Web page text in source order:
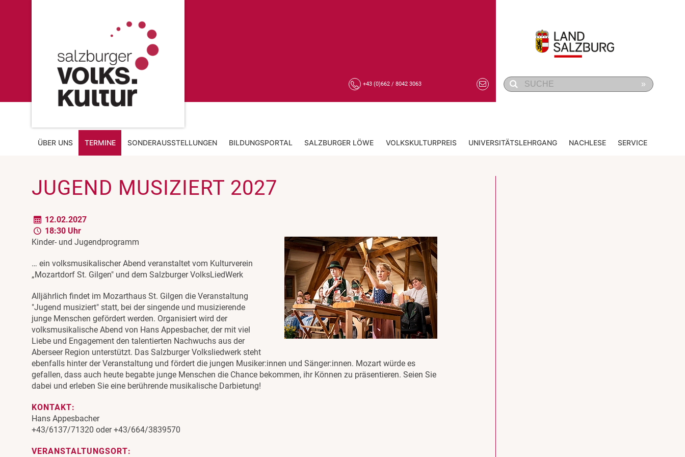
+43 (0)662 / 8042 3063 »
ÜBER UNS TERMINE SONDERAUSSTELLUNGEN BILDUNGSPORTAL SALZBURGER LÖWE VOLKSKULTURPREIS UNIVERSITÄTSLEHRGANG NACHLESE SERVICE
JUGEND MUSIZIERT 2027
12.02.2027
18:30 Uhr
Kinder- und Jugendprogramm
… ein volksmusikalischer Abend veranstaltet vom Kulturverein
„Mozartdorf St. Gilgen" und dem Salzburger VolksLiedWerk
Alljährlich findet im Mozarthaus St. Gilgen die Veranstaltung
"Jugend musiziert" statt, bei der singende und musizierende
junge Menschen gefördert werden. Organisiert wird der
volksmusikalische Abend von Hans Appesbacher, der mit viel
Liebe und Engagement den talentierten Nachwuchs aus der
Aberseer Region unterstützt. Das Salzburger Volksliedwerk steht
ebenfalls hinter der Veranstaltung und fördert die jungen Musiker:innen und Sänger:innen. Mozart würde es
gefallen, dass auch heute begabte junge Menschen die Chance bekommen, ihr Können zu präsentieren. Seien Sie
dabei und erleben Sie eine berührende musikalische Darbietung!
KONTAKT:
Hans Appesbacher
+43/6137/71320 oder +43/664/3839570
VERANSTALTUNGSORT: